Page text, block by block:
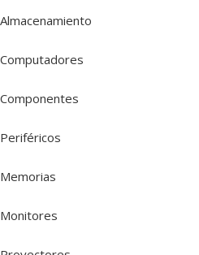
Almacenamiento
Computadores
Componentes
Periféricos
Memorias
Monitores